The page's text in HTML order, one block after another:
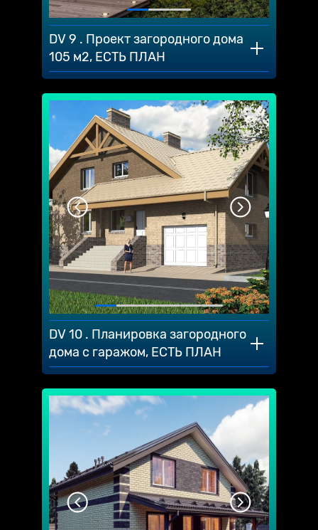
DV 9 . Проект загородного дома
105 м2, ЕСТЬ ПЛАН
DV 10 . Планировка загородного
дома с гаражом, ЕСТЬ ПЛАН